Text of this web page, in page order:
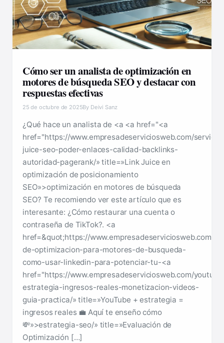
Cómo ser un analista de optimización en
motores de búsqueda SEO y destacar con
respuestas efectivas
25 de octubre de 2025By Deivi Sanz
¿Qué hace un analista de <a <a href="<a
href="https://www.empresadeserviciosweb.com/
juice-seo-poder-enlaces-calidad-backlinks-
autoridad-pagerank/» title=»Link Juice en
optimización de posicionamiento
SEO»>optimización en motores de búsqueda
SEO? Te recomiendo ver este artículo que es
interesante: ¿Cómo restaurar una cuenta o
contraseña de TikTok?. <a
href=&quot;https://www.empresadeserviciosweb.com/
de-optimizacion-para-motores-de-busqueda-
como-usar-linkedin-para-potenciar-tu-<a
href="https://www.empresadeserviciosweb.com/
estrategia-ingresos-reales-monetizacion-videos-
guia-practica/» title=»YouTube + estrategia =
ingresos reales 💼 Aquí te enseño cómo
💸»>estrategia-seo/» title=»Evaluación de
Optimización […]